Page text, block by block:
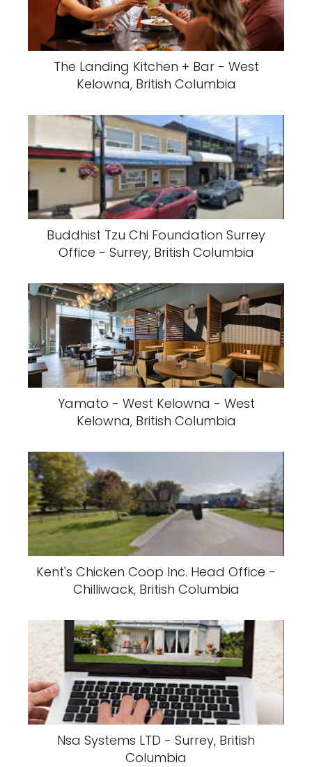
The Landing Kitchen + Bar - West
Kelowna, British Columbia
Buddhist Tzu Chi Foundation Surrey
Office - Surrey, British Columbia
Yamato - West Kelowna - West
Kelowna, British Columbia
Kent's Chicken Coop Inc. Head Office -
Chilliwack, British Columbia
Nsa Systems LTD - Surrey, British
Columbia